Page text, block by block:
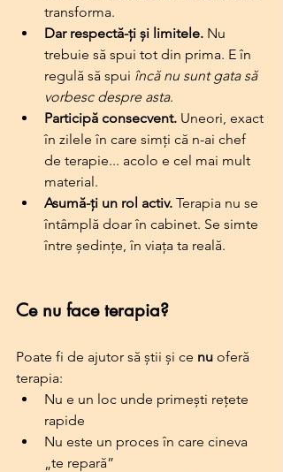
transforma.
Dar respectă-ți și limitele. Nu
trebuie să spui tot din prima. E în
regulă să spui încă nu sunt gata să
vorbesc despre asta.
Participă consecvent. Uneori, exact
în zilele în care simți că n-ai chef
de terapie... acolo e cel mai mult
material.
Asumă-ți un rol activ. Terapia nu se
întâmplă doar în cabinet. Se simte
între ședințe, în viața ta reală.
Ce nu face terapia?
Poate fi de ajutor să știi și ce nu oferă
terapia:
Nu e un loc unde primești rețete
rapide
Nu este un proces în care cineva
„te repară”